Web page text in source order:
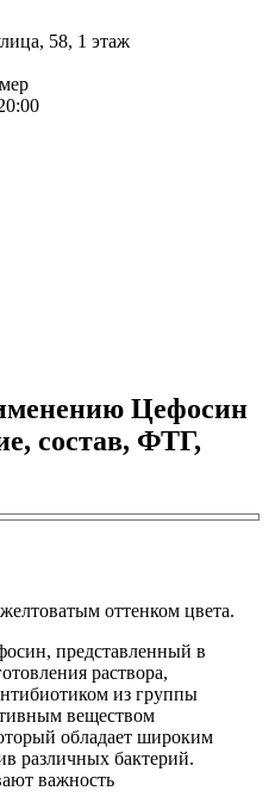
58, 1 этаж
Цефосин
состав, ФТГ,
оттенком цвета.
представленный в
раствора,
из группы
веществом
обладает широким
различных бактерий.
важность